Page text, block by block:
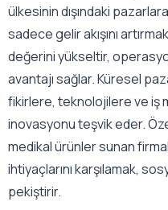
ülkesinin dışındaki
sadece gelir akışını
değerini yükseltir,
avantajı sağlar. Küresel
fikirlere, teknolojilere ve iş
inovasyonu teşvik eder.
medikal ürünler sunan
ihtiyaçlarını karşılamak,
pekiştirir.